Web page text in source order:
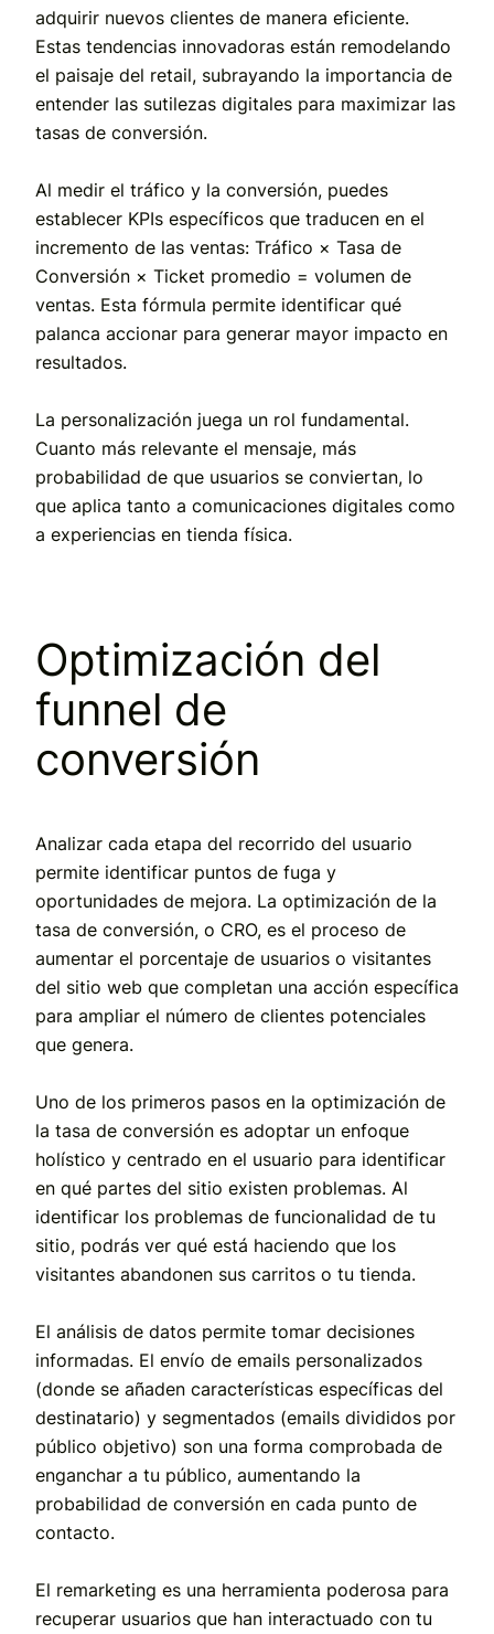
adquirir nuevos clientes de manera eficiente.
Estas tendencias innovadoras están remodelando
el paisaje del retail, subrayando la importancia de
entender las sutilezas digitales para maximizar las
tasas de conversión.
Al medir el tráfico y la conversión, puedes
establecer KPIs específicos que traducen en el
incremento de las ventas: Tráfico × Tasa de
Conversión × Ticket promedio = volumen de
ventas. Esta fórmula permite identificar qué
palanca accionar para generar mayor impacto en
resultados.
La personalización juega un rol fundamental.
Cuanto más relevante el mensaje, más
probabilidad de que usuarios se conviertan, lo
que aplica tanto a comunicaciones digitales como
a experiencias en tienda física.
Optimización del
funnel de
conversión
Analizar cada etapa del recorrido del usuario
permite identificar puntos de fuga y
oportunidades de mejora. La optimización de la
tasa de conversión, o CRO, es el proceso de
aumentar el porcentaje de usuarios o visitantes
del sitio web que completan una acción específica
para ampliar el número de clientes potenciales
que genera.
Uno de los primeros pasos en la optimización de
la tasa de conversión es adoptar un enfoque
holístico y centrado en el usuario para identificar
en qué partes del sitio existen problemas. Al
identificar los problemas de funcionalidad de tu
sitio, podrás ver qué está haciendo que los
visitantes abandonen sus carritos o tu tienda.
El análisis de datos permite tomar decisiones
informadas. El envío de emails personalizados
(donde se añaden características específicas del
destinatario) y segmentados (emails divididos por
público objetivo) son una forma comprobada de
enganchar a tu público, aumentando la
probabilidad de conversión en cada punto de
contacto.
El remarketing es una herramienta poderosa para
recuperar usuarios que han interactuado con tu